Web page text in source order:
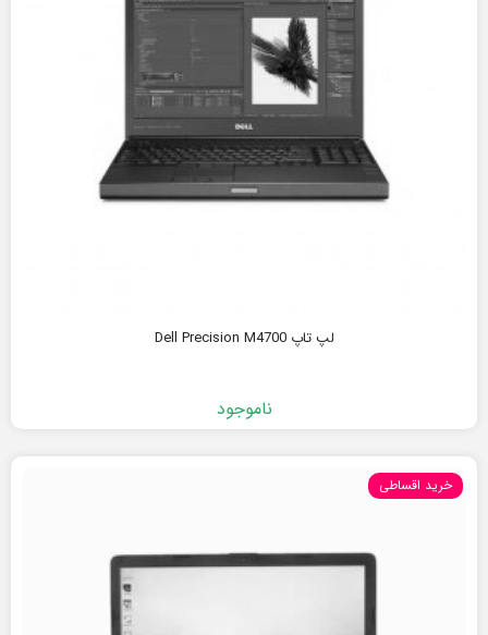
لپ تاپ Dell Precision M4700
ناموجود
خرید اقساطی